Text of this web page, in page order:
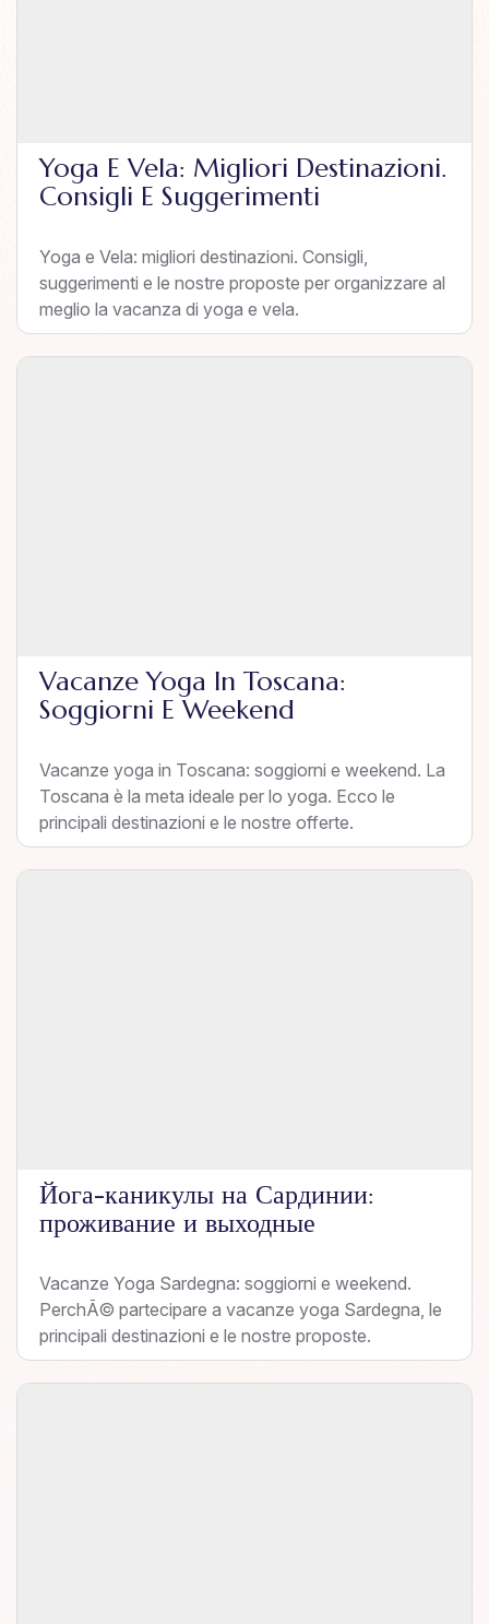
Yoga E Vela: Migliori Destinazioni.
Consigli E Suggerimenti
Yoga e Vela: migliori destinazioni. Consigli,
suggerimenti e le nostre proposte per organizzare al
meglio la vacanza di yoga e vela.
Vacanze Yoga In Toscana:
Soggiorni E Weekend
Vacanze yoga in Toscana: soggiorni e weekend. La
Toscana è la meta ideale per lo yoga. Ecco le
principali destinazioni e le nostre offerte.
Йога-каникулы на Сардинии:
проживание и выходные
Vacanze Yoga Sardegna: soggiorni e weekend.
PerchÃ© partecipare a vacanze yoga Sardegna, le
principali destinazioni e le nostre proposte.